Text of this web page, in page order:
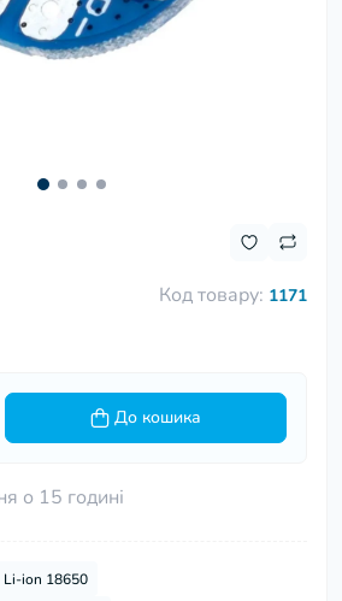
Код товару: 1171
До кошика
о 15 годині
Li-ion 18650